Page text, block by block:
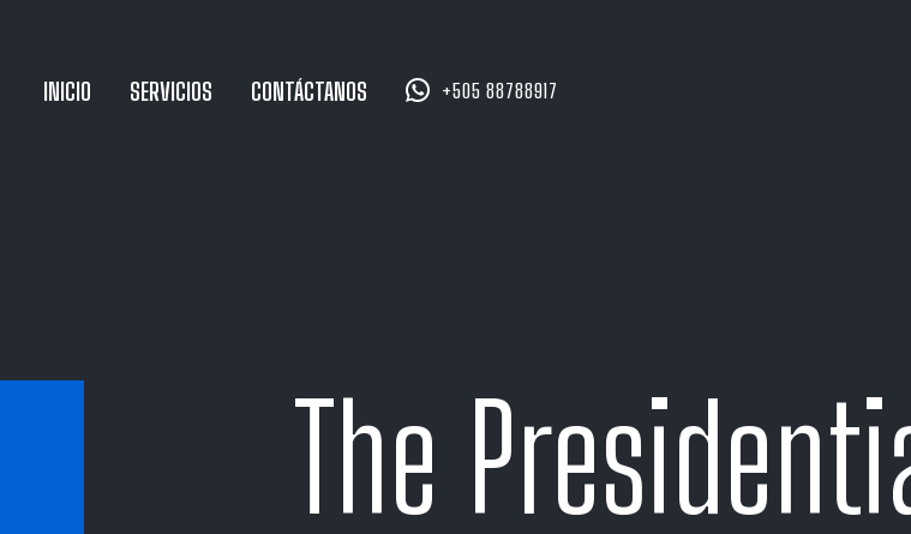
INICIO SERVICIOS CONTÁCTANOS 
 +505 88788917
The